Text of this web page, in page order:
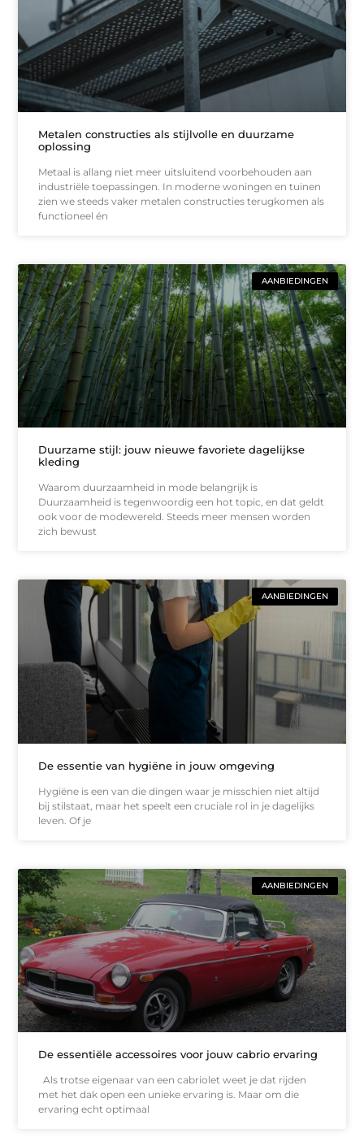
Metalen constructies als stijlvolle en duurzame
oplossing
Metaal is allang niet meer uitsluitend voorbehouden aan
industriële toepassingen. In moderne woningen en tuinen
zien we steeds vaker metalen constructies terugkomen als
functioneel én
AANBIEDINGEN
Duurzame stijl: jouw nieuwe favoriete dagelijkse
kleding
Waarom duurzaamheid in mode belangrijk is
Duurzaamheid is tegenwoordig een hot topic, en dat geldt
ook voor de modewereld. Steeds meer mensen worden
zich bewust
AANBIEDINGEN
De essentie van hygiëne in jouw omgeving
Hygiëne is een van die dingen waar je misschien niet altijd
bij stilstaat, maar het speelt een cruciale rol in je dagelijks
leven. Of je
AANBIEDINGEN
De essentiële accessoires voor jouw cabrio ervaring
Als trotse eigenaar van een cabriolet weet je dat rijden
met het dak open een unieke ervaring is. Maar om die
ervaring echt optimaal